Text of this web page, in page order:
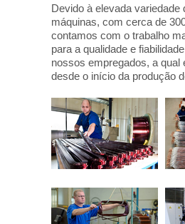
Devido à elevada
máquinas, com cerca de
contamos com o trabalho
para a qualidade e
nossos empregados, a qual
desde o início da produção